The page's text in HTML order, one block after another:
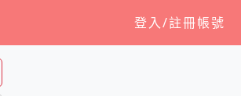
登入/註冊帳號